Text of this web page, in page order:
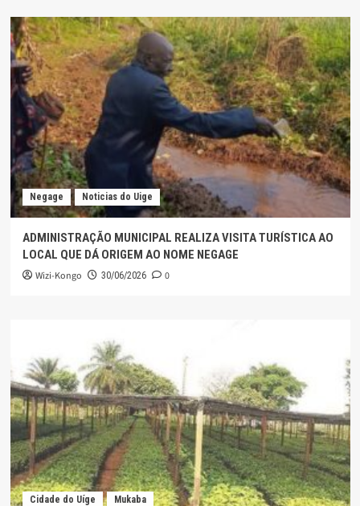
Negage Noticias do Uige
ADMINISTRAÇÃO MUNICIPAL REALIZA VISITA TURÍSTICA AO
LOCAL QUE DÁ ORIGEM AO NOME NEGAGE
Wizi-Kongo 30/06/2026 0
Cidade do Uíge Mukaba